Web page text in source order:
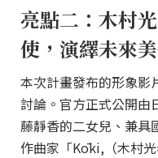
亮點二：木村
使，演繹未來
本次計畫發布的形象影
討論。官方正式公開由
藤靜香的二女兒、兼具
作曲家「Kōki,（木村